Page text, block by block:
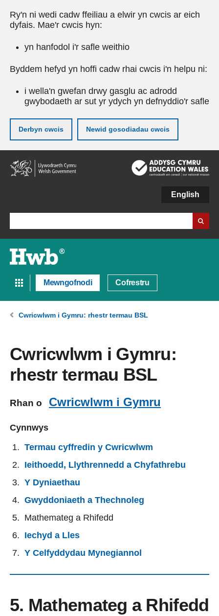
Ry'n ni wedi cadw ffeiliau a elwir yn cwcis ar eich
dyfais. Mae'r cwcis hyn:
yn hanfodol i'r safle weithio
Byddem hefyd yn hoffi cadw rhai cwcis i'n helpu ni:
i wella'n gwefan drwy gasglu ac adrodd
gwybodaeth ar sut yr ydych yn defnyddio'r safle
Derbyn cwcis Newid gosodiadau cwcis
Neidio
i'r
prif
English
Mewngofnodi Cofrestru
Cwricwlwm i Gymru: rhestr termau BSL
Cwricwlwm i Gymru:
rhestr termau BSL
Rhan o Cwricwlwm i Gymru
Cynnwys
Termau cyffredin y Cwricwlwm
Ieithoedd, Llythrennedd a Chyfathrebu
Y Dyniaethau
Gwyddoniaeth a Thechnoleg
Mathemateg a Rhifedd
Iechyd a Lles
Y Celfyddydau Mynegiannol
5. Mathemateg a Rhifedd